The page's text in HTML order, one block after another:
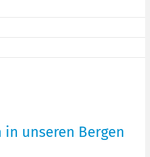
unseren Bergen